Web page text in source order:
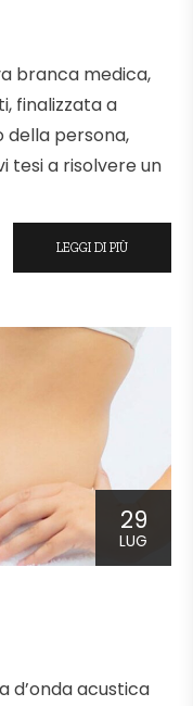
branca medica,
finalizzata a
della persona,
tesi a risolvere un
LEGGI DI PIÙ
29
LUG
d’onda acustica